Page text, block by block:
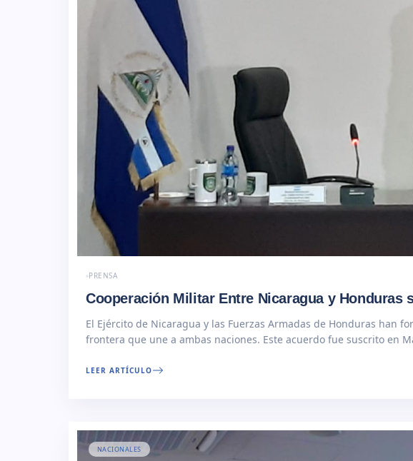
PRENSA
Cooperación Militar Entre Nicaragua y Honduras
El Ejército de Nicaragua y las Fuerzas Armadas de Honduras han
frontera que une a ambas naciones. Este acuerdo fue suscrito en
LEER ARTÍCULO
NACIONALES